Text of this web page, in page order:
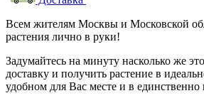
Всем жителям Москвы и Московской
растения лично в руки!
Задумайтесь на минуту насколько же
доставку и получить растение в
удобном для Вас месте и в